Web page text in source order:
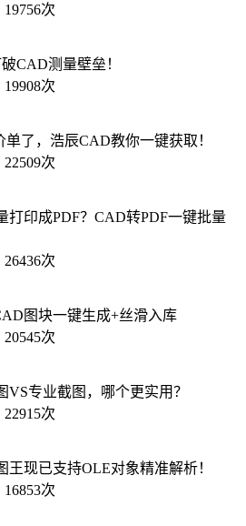
次
CAD测量壁垒！
次
单了，浩辰CAD教你一键获取！
次
打印成PDF？CAD转PDF一键批量
次
图块一键生成+丝滑入库
次
VS专业截图，哪个更实用？
次
王现已支持OLE对象精准解析！
次